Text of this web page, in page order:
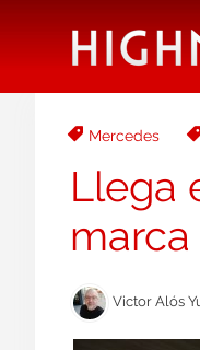
Mercedes
Llega
Victor Alós